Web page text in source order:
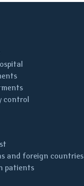
control
and foreign countries
patients